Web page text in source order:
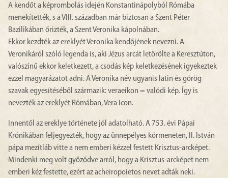
A kendőt a képrombolás idején Konstantinápolyból Rómába
menekítették, s a VIII. században már biztosan a Szent Péter
Bazilikában őrizték, a Szent Veronika kápolnában.
Ekkor kezdték az ereklyét Veronika kendőjének nevezni. A
Veronikáról szóló legenda is, aki Jézus arcát letörölte a Keresztúton,
valószínű ekkor keletkezett, a csodás kép keletkezésének igyekeztek
ezzel magyarázatot adni. A Veronika név ugyanis latin és görög
szavak egyesítéséből származik: veraeikon = valódi kép. Így is
nevezték az ereklyét Rómában, Vera Icon.
Innentől az ereklye története jól adatolható. A 753. évi Pápai
Krónikában feljegyezték, hogy az ünnepélyes körmeneten, II. István
pápa mezítláb vitte a nem emberi kézzel festett Krisztus-arcképet.
Mindenki meg volt győződve arról, hogy a Krisztus-arcképet nem
emberi kéz festette, ezért az acheiropoietos nevet adták neki.